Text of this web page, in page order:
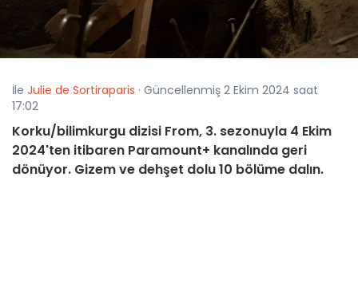
İle Julie de Sortiraparis · Güncellenmiş 2 Ekim 2024 saat
17:02
Korku/bilimkurgu dizisi From, 3. sezonuyla 4 Ekim
2024'ten itibaren Paramount+ kanalında geri
dönüyor. Gizem ve dehşet dolu 10 bölüme dalın.